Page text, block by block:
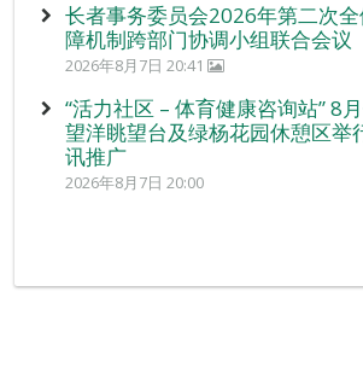
长者事务委员会2026年第二次
障机制跨部门协调小组联合会议
2026年8月7日 20:41
“活力社区 – 体育健康咨询站” 8
望洋眺望台及绿杨花园休憩区举
讯推广
2026年8月7日 20:00